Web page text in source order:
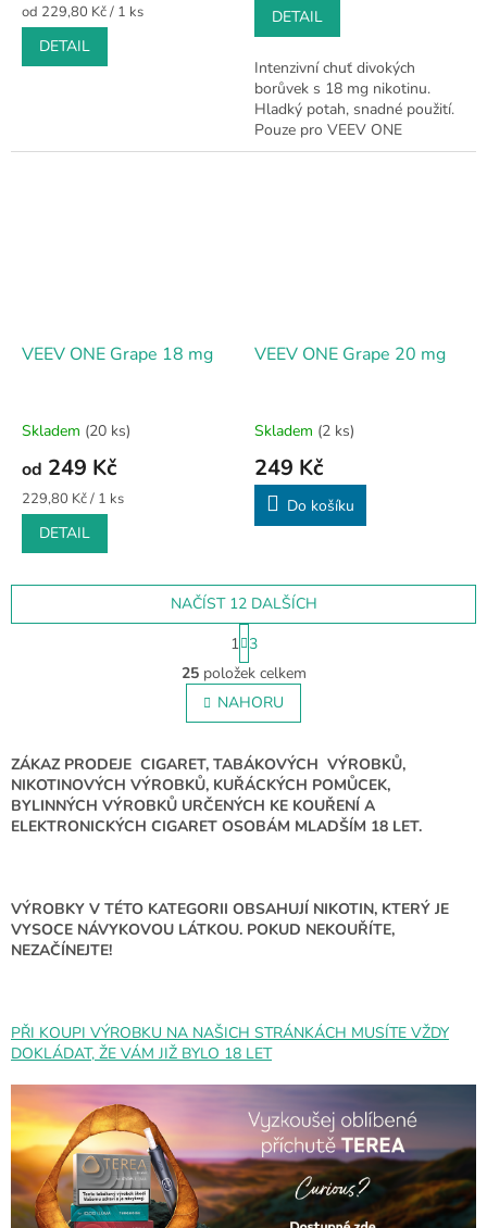
Měrná
cena:
od 229,80 Kč / 1 ks
DETAIL
DETAIL
Intenzivní chuť divokých
borůvek s 18 mg nikotinu.
Hladký potah, snadné použití.
Pouze pro VEEV ONE
VEEV ONE Grape 18 mg
Skladem (20 ks)
od 249 Kč
Měrná
cena:
229,80 Kč / 1 ks
DETAIL
VEEV ONE Grape 20 mg
Skladem (2 ks)
249 Kč
Do košíku
O
v
l
á
a
c
í
p
y
v
u
NAČÍST 12 DALŠÍCH
S
t
r
á
n
k
v
á
n
í
1 3
25položek celkem
NAHORU
ZÁKAZ PRODEJE CIGARET, TABÁKOVÝCH VÝROBKŮ,
NIKOTINOVÝCH VÝROBKŮ, KUŘÁCKÝCH POMŮCEK,
BYLINNÝCH VÝROBKŮ URČENÝCH KE KOUŘENÍ A
ELEKTRONICKÝCH CIGARET OSOBÁM MLADŠÍM 18 LET.
VÝROBKY V TÉTO KATEGORII OBSAHUJÍ NIKOTIN, KTERÝ JE
VYSOCE NÁVYKOVOU LÁTKOU. POKUD NEKOUŘÍTE,
NEZAČÍNEJTE!
PŘI KOUPI VÝROBKU NA NAŠICH STRÁNKÁCH MUSÍTE VŽDY
DOKLÁDAT, ŽE VÁM JIŽ BYLO 18 LET